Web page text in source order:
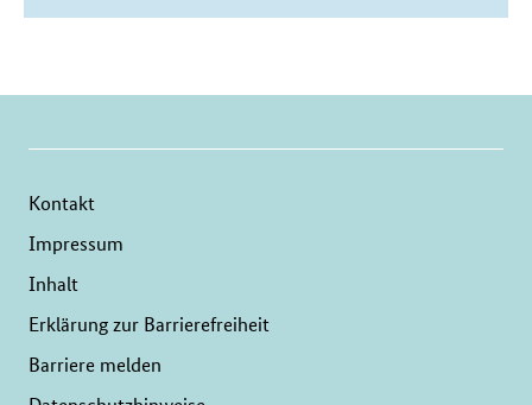
Kontakt
Impressum
Inhalt
Erklärung zur Barrierefreiheit
Barriere melden